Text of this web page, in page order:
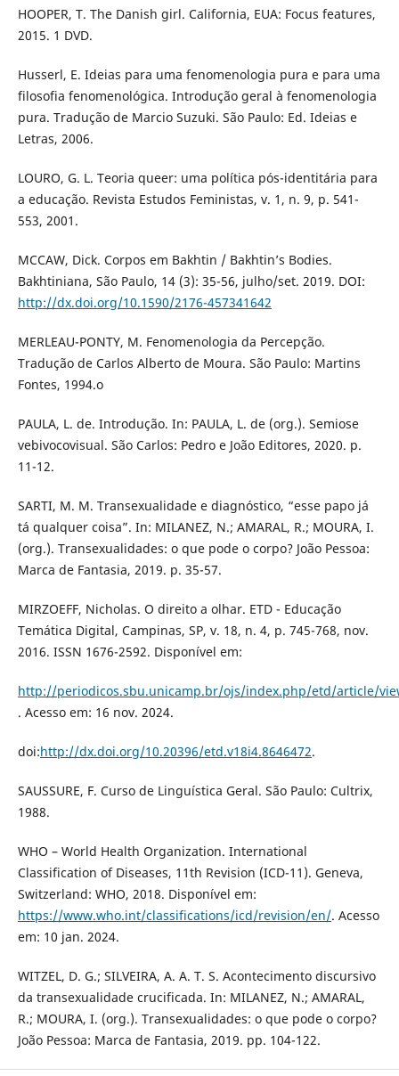
HOOPER, T. The Danish girl. California, EUA: Focus features,
2015. 1 DVD.
Husserl, E. Ideias para uma fenomenologia pura e para uma
filosofia fenomenológica. Introdução geral à fenomenologia
pura. Tradução de Marcio Suzuki. São Paulo: Ed. Ideias e
Letras, 2006.
LOURO, G. L. Teoria queer: uma política pós-identitária para
a educação. Revista Estudos Feministas, v. 1, n. 9, p. 541-
553, 2001.
MCCAW, Dick. Corpos em Bakhtin / Bakhtin’s Bodies.
Bakhtiniana, São Paulo, 14 (3): 35-56, julho/set. 2019. DOI:
http://dx.doi.org/10.1590/2176-457341642
MERLEAU-PONTY, M. Fenomenologia da Percepção.
Tradução de Carlos Alberto de Moura. São Paulo: Martins
Fontes, 1994.o
PAULA, L. de. Introdução. In: PAULA, L. de (org.). Semiose
vebivocovisual. São Carlos: Pedro e João Editores, 2020. p.
11-12.
SARTI, M. M. Transexualidade e diagnóstico, “esse papo já
tá qualquer coisa”. In: MILANEZ, N.; AMARAL, R.; MOURA, I.
(org.). Transexualidades: o que pode o corpo? João Pessoa:
Marca de Fantasia, 2019. p. 35-57.
MIRZOEFF, Nicholas. O direito a olhar. ETD - Educação
Temática Digital, Campinas, SP, v. 18, n. 4, p. 745-768, nov.
2016. ISSN 1676-2592. Disponível em:
http://periodicos.sbu.unicamp.br/ojs/index.php/etd/article/
. Acesso em: 16 nov. 2024.
doi:http://dx.doi.org/10.20396/etd.v18i4.8646472.
SAUSSURE, F. Curso de Linguística Geral. São Paulo: Cultrix,
1988.
WHO – World Health Organization. International
Classification of Diseases, 11th Revision (ICD-11). Geneva,
Switzerland: WHO, 2018. Disponível em:
https://www.who.int/classifications/icd/revision/en/. Acesso
em: 10 jan. 2024.
WITZEL, D. G.; SILVEIRA, A. A. T. S. Acontecimento discursivo
da transexualidade crucificada. In: MILANEZ, N.; AMARAL,
R.; MOURA, I. (org.). Transexualidades: o que pode o corpo?
João Pessoa: Marca de Fantasia, 2019. pp. 104-122.